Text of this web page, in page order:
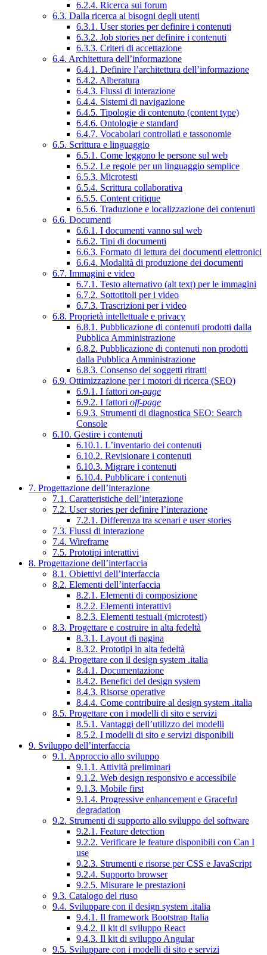
6.2.4. Ricerca sui forum
6.3. Dalla ricerca ai bisogni degli utenti
6.3.1. User stories per definire i contenuti
6.3.2. Job stories per definire i contenuti
6.3.3. Criteri di accettazione
6.4. Architettura dell’informazione
6.4.1. Definire l’architettura dell’informazione
6.4.2. Alberatura
6.4.3. Flussi di interazione
6.4.4. Sistemi di navigazione
6.4.5. Tipologie di contenuto (content type)
6.4.6. Ontologie e standard
6.4.7. Vocabolari controllati e tassonomie
6.5. Scrittura e linguaggio
6.5.1. Come leggono le persone sul web
6.5.2. Le regole per un linguaggio semplice
6.5.3. Microtesti
6.5.4. Scrittura collaborativa
6.5.5. Content critique
6.5.6. Traduzione e localizzazione dei contenuti
6.6. Documenti
6.6.1. I documenti vanno sul web
6.6.2. Tipi di documenti
6.6.3. Formato di lettura dei documenti elettronici
6.6.4. Modalità di produzione dei documenti
6.7. Immagini e video
6.7.1. Testo alternativo (alt text) per le immagini
6.7.2. Sottotitoli per i video
6.7.3. Trascrizioni per i video
6.8. Proprietà intellettuale e privacy
6.8.1. Pubblicazione di contenuti prodotti dalla
Pubblica Amministrazione
6.8.2. Pubblicazione di contenuti non prodotti
dalla Pubblica Amministrazione
6.8.3. Consenso dei soggetti ritratti
6.9. Ottimizzazione per i motori di ricerca (SEO)
6.9.1. I fattori on-page
6.9.2. I fattori off-page
6.9.3. Strumenti di diagnostica SEO: Search
Console
6.10. Gestire i contenuti
6.10.1. L’inventario dei contenuti
6.10.2. Revisionare i contenuti
6.10.3. Migrare i contenuti
6.10.4. Pubblicare i contenuti
7. Progettazione dell’interazione
7.1. Caratteristiche dell’interazione
7.2. User stories per definire l’interazione
7.2.1. Differenza tra scenari e user stories
7.3. Flussi di interazione
7.4. Wireframe
7.5. Prototipi interattivi
8. Progettazione dell’interfaccia
8.1. Obiettivi dell’interfaccia
8.2. Elementi dell’interfaccia
8.2.1. Elementi di composizione
8.2.2. Elementi interattivi
8.2.3. Elementi testuali (microtesti)
8.3. Progettare e costruire in alta fedeltà
8.3.1. Layout di pagina
8.3.2. Prototipi in alta fedeltà
8.4. Progettare con il design system .italia
8.4.1. Documentazione
8.4.2. Benefici del design system
8.4.3. Risorse operative
8.4.4. Come contribuire al design system .italia
8.5. Progettare con i modelli di sito e servizi
8.5.1. Vantaggi dell’utilizzo dei modelli
8.5.2. I modelli di sito e servizi disponibili
9. Sviluppo dell’interfaccia
9.1. Approccio allo sviluppo
9.1.1. Attività preliminari
9.1.2. Web design responsivo e accessibile
9.1.3. Mobile first
9.1.4. Progressive enhancement e Graceful
degradation
9.2. Strumenti di supporto allo sviluppo del software
9.2.1. Feature detection
9.2.2. Verificare le feature disponibili con Can I
use
9.2.3. Strumenti e risorse per CSS e JavaScript
9.2.4. Supporto browser
9.2.5. Misurare le prestazioni
9.3. Catalogo del riuso
9.4. Sviluppare con il design system .italia
9.4.1. Il framework Bootstrap Italia
9.4.2. Il kit di sviluppo React
9.4.3. Il kit di sviluppo Angular
9.5. Sviluppare con i modelli di sito e servizi